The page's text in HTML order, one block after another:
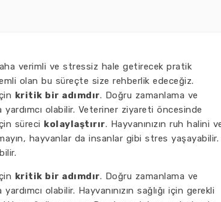
verimli ve stressiz hale getirecek pratik
olan bu süreçte size rehberlik edeceğiz.
kritik bir adımdır. Doğru zamanlama ve
yardımcı olabilir. Veteriner ziyareti öncesinde
süreci kolaylaştırır. Hayvanınızın ruh halini
hayvanlar da insanlar gibi stres yaşayabilir.
kritik bir adımdır. Doğru zamanlama ve
olabilir. Hayvanınızın sağlığı için gerekli